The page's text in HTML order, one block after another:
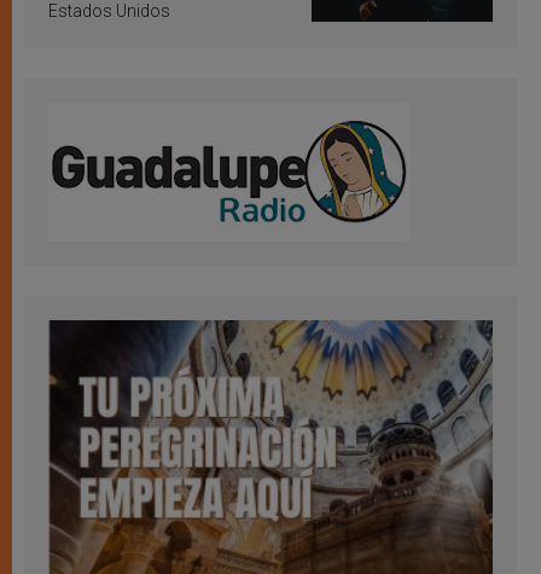
Estados Unidos